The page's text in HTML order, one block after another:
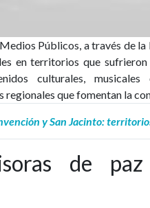
Públicos, a través de
en territorios que
culturales,
que fomentan la
y San Jacinto:
de